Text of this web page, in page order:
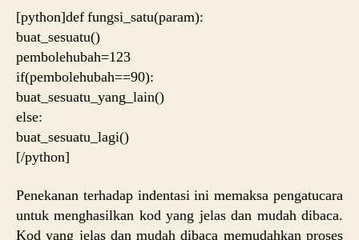
[python]def fungsi_satu(param):
buat_sesuatu()
pembolehubah=123
if(pembolehubah==90):
buat_sesuatu_yang_lain()
else:
buat_sesuatu_lagi()
[/python]
Penekanan terhadap indentasi ini memaksa pengatucara
untuk menghasilkan kod yang jelas dan mudah dibaca.
Kod yang jelas dan mudah dibaca memudahkan proses